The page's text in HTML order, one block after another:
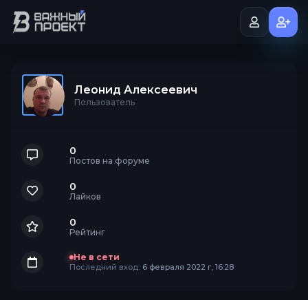
Леонид Алексеевич
Пользователь
0
Постов на форуме
0
Лайков
0
Рейтинг
Не в сети
Последний вход: 6 февраля 2022 г, 16:28